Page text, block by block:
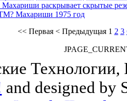
раскрывает скрытые
Махариши 1975 год
<< Первая< Предыдущая 1 2 3
Технологии,
and designed by